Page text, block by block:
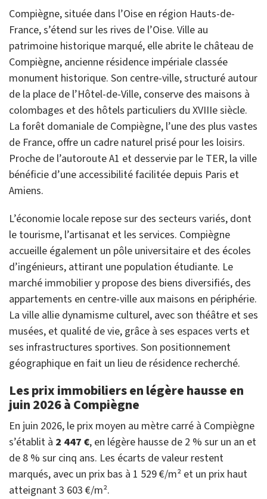
Compiègne, située dans l’Oise en région Hauts-de-
France, s’étend sur les rives de l’Oise. Ville au
patrimoine historique marqué, elle abrite le château de
Compiègne, ancienne résidence impériale classée
monument historique. Son centre-ville, structuré autour
de la place de l’Hôtel-de-Ville, conserve des maisons à
colombages et des hôtels particuliers du XVIIIe siècle.
La forêt domaniale de Compiègne, l’une des plus vastes
de France, offre un cadre naturel prisé pour les loisirs.
Proche de l’autoroute A1 et desservie par le TER, la ville
bénéficie d’une accessibilité facilitée depuis Paris et
Amiens.
L’économie locale repose sur des secteurs variés, dont
le tourisme, l’artisanat et les services. Compiègne
accueille également un pôle universitaire et des écoles
d’ingénieurs, attirant une population étudiante. Le
marché immobilier y propose des biens diversifiés, des
appartements en centre-ville aux maisons en périphérie.
La ville allie dynamisme culturel, avec son théâtre et ses
musées, et qualité de vie, grâce à ses espaces verts et
ses infrastructures sportives. Son positionnement
géographique en fait un lieu de résidence recherché.
Les prix immobiliers en légère hausse en
juin 2026 à Compiègne
En juin 2026, le prix moyen au mètre carré à Compiègne
s’établit à 2 447 €, en légère hausse de 2 % sur un an et
de 8 % sur cinq ans. Les écarts de valeur restent
marqués, avec un prix bas à 1 529 €/m² et un prix haut
atteignant 3 603 €/m².